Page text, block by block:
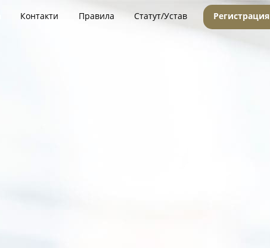
Контакти Правила Статут/Устав Регистрация